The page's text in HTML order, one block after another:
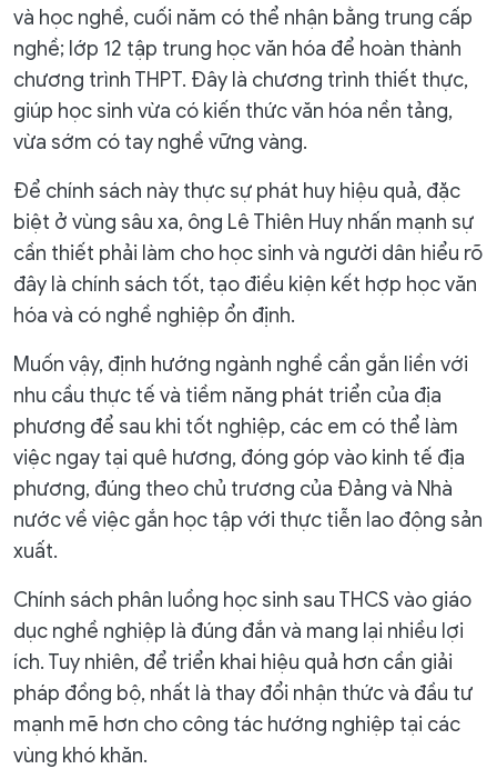
và học nghề, cuối năm có thể nhận bằng trung cấp
nghề; lớp 12 tập trung học văn hóa để hoàn thành
chương trình THPT. Đây là chương trình thiết thực,
giúp học sinh vừa có kiến thức văn hóa nền tảng,
vừa sớm có tay nghề vững vàng.
Để chính sách này thực sự phát huy hiệu quả, đặc
biệt ở vùng sâu xa, ông Lê Thiên Huy nhấn mạnh sự
cần thiết phải làm cho học sinh và người dân hiểu rõ
đây là chính sách tốt, tạo điều kiện kết hợp học văn
hóa và có nghề nghiệp ổn định.
Muốn vậy, định hướng ngành nghề cần gắn liền với
nhu cầu thực tế và tiềm năng phát triển của địa
phương để sau khi tốt nghiệp, các em có thể làm
việc ngay tại quê hương, đóng góp vào kinh tế địa
phương, đúng theo chủ trương của Đảng và Nhà
nước về việc gắn học tập với thực tiễn lao động sản
xuất.
Chính sách phân luồng học sinh sau THCS vào giáo
dục nghề nghiệp là đúng đắn và mang lại nhiều lợi
ích. Tuy nhiên, để triển khai hiệu quả hơn cần giải
pháp đồng bộ, nhất là thay đổi nhận thức và đầu tư
mạnh mẽ hơn cho công tác hướng nghiệp tại các
vùng khó khăn.